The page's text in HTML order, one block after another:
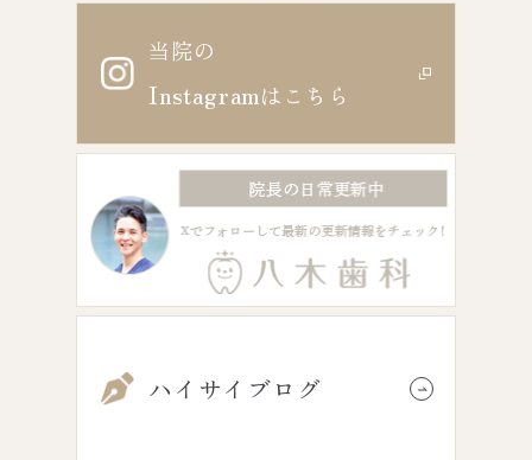
当院の
Instagramはこちら
ハイサイブログ